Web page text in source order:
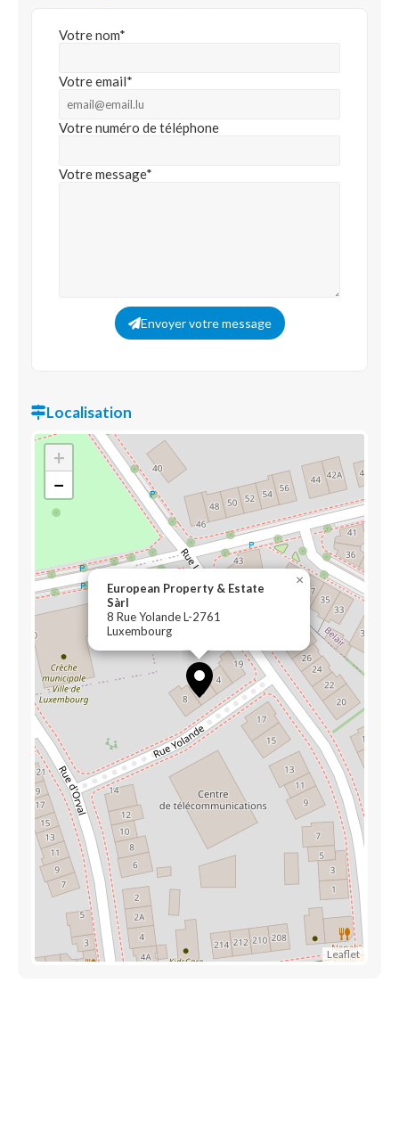
Votre nom*
Votre email*
Votre numéro de téléphone
Votre message*
Envoyer votre message
Localisation
European Property & Estate
Sàrl
8 Rue Yolande L-2761
Luxembourg
×
+
−
Leaflet